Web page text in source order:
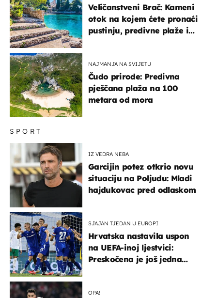
SPORT
IZ VEDRA NEBA
Garcijin potez otkrio novu
situaciju na Poljudu: Mladi
hajdukovac pred odlaskom
SJAJAN TJEDAN U EUROPI
Hrvatska nastavila uspon
na UEFA-inoj ljestvici:
Preskočena je još jedna
OPA!
Veličanstveni Brač: Kameni
otok na kojem ćete pronaći
pustinju, predivne plaže i
NAJMANJA NA SVIJETU
Čudo prirode: Predivna
pješčana plaža na 100
metara od mora